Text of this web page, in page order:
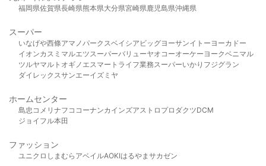
福岡県佐賀県長崎県熊本県大分県宮崎県鹿児島県沖縄県
スーパー
いなげや西條アマノパークスベイシア ビッグヨーサンイトーヨーカドー
イオンカスミ マルエツスーパーバリューヤオコーオーケー ヨークベニマル
ツルヤマルト オギノ エスマート ライフ業務スーパーいかり フジグラン
ダイレックスサンエーイズミヤ
ホームセンター
島忠 コメリ ナフコ コーナンカインズアストロプロダクツDCM
ジョイフル本田
ファッション
ユニクロ しまむら アベイルAOKIはるやま サカゼン